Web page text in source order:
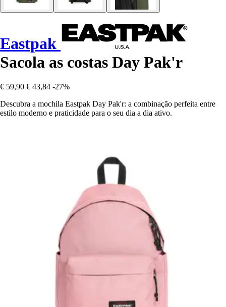
Eastpak
Sacola as costas Day Pak'r
€ 59,90 € 43,84 -27%
Descubra a mochila Eastpak Day Pak'r: a combinação perfeita entre
estilo moderno e praticidade para o seu dia a dia ativo.